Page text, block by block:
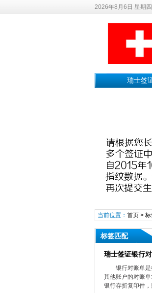
2026年8月6日 星期四
瑞士签
当前位置： 首页> 标
标签匹配
瑞士签证银行
银行对账单
其他账户的对账
银行存折复印件